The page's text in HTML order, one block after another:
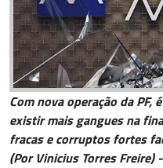
Com nova operação da PF,
existir mais gangues na
fracas e corruptos fortes
(Por Vinicius Torres